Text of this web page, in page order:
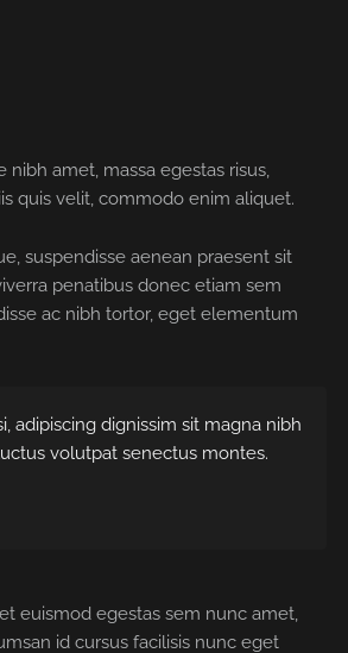
amet, massa egestas risus,
quis velit, commodo enim aliquet.
suspendisse aenean praesent sit
penatibus donec etiam sem
ac nibh tortor, eget elementum
adipiscing dignissim sit magna nibh
volutpat senectus montes.
euismod egestas sem nunc amet,
id cursus facilisis nunc eget